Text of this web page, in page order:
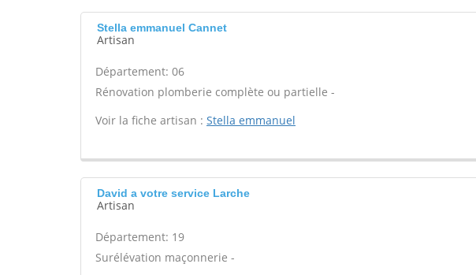
Stella emmanuel Cannet
Artisan
Département: 06
Rénovation plomberie complète ou partielle -
Voir la fiche artisan : Stella emmanuel
David a votre service Larche
Artisan
Département: 19
Surélévation maçonnerie -